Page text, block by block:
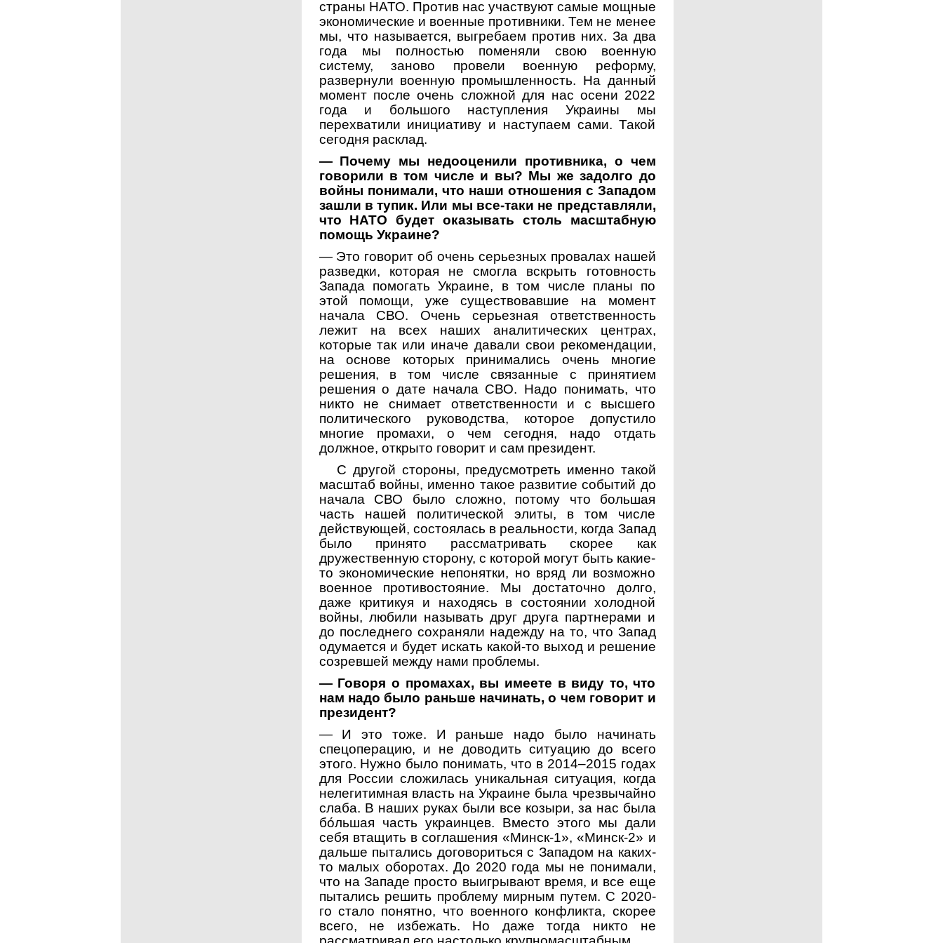
страны НАТО. Против нас участвуют самые мощные
экономические и военные противники. Тем не менее
мы, что называется, выгребаем против них. За два
года мы полностью поменяли свою военную
систему, заново провели военную реформу,
развернули военную промышленность. На данный
момент после очень сложной для нас осени 2022
года и большого наступления Украины мы
перехватили инициативу и наступаем сами. Такой
сегодня расклад.
— Почему мы недооценили противника, о чем
говорили в том числе и вы? Мы же задолго до
войны понимали, что наши отношения с Западом
зашли в тупик. Или мы все-таки не представляли,
что НАТО будет оказывать столь масштабную
помощь Украине?
— Это говорит об очень серьезных провалах нашей
разведки, которая не смогла вскрыть готовность
Запада помогать Украине, в том числе планы по
этой помощи, уже существовавшие на момент
начала СВО. Очень серьезная ответственность
лежит на всех наших аналитических центрах,
которые так или иначе давали свои рекомендации,
на основе которых принимались очень многие
решения, в том числе связанные с принятием
решения о дате начала СВО. Надо понимать, что
никто не снимает ответственности и с высшего
политического руководства, которое допустило
многие промахи, о чем сегодня, надо отдать
должное, открыто говорит и сам президент.
С другой стороны, предусмотреть именно такой
масштаб войны, именно такое развитие событий до
начала СВО было сложно, потому что большая
часть нашей политической элиты, в том числе
действующей, состоялась в реальности, когда Запад
было принято рассматривать скорее как
дружественную сторону, с которой могут быть какие-
то экономические непонятки, но вряд ли возможно
военное противостояние. Мы достаточно долго,
даже критикуя и находясь в состоянии холодной
войны, любили называть друг друга партнерами и
до последнего сохраняли надежду на то, что Запад
одумается и будет искать какой-то выход и решение
созревшей между нами проблемы.
— Говоря о промахах, вы имеете в виду то, что
нам надо было раньше начинать, о чем говорит и
президент?
— И это тоже. И раньше надо было начинать
спецоперацию, и не доводить ситуацию до всего
этого. Нужно было понимать, что в 2014–2015 годах
для России сложилась уникальная ситуация, когда
нелегитимная власть на Украине была чрезвычайно
слаба. В наших руках были все козыри, за нас была
бо́льшая часть украинцев. Вместо этого мы дали
себя втащить в соглашения «Минск-1», «Минск-2» и
дальше пытались договориться с Западом на каких-
то малых оборотах. До 2020 года мы не понимали,
что на Западе просто выигрывают время, и все еще
пытались решить проблему мирным путем. С 2020-
го стало понятно, что военного конфликта, скорее
всего, не избежать. Но даже тогда никто не